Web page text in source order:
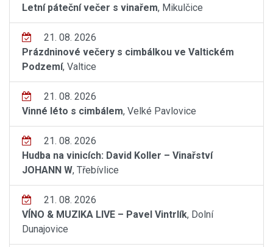
Letní páteční večer s vinařem, Mikulčice
21. 08. 2026
Prázdninové večery s cimbálkou ve Valtickém
Podzemí, Valtice
21. 08. 2026
Vinné léto s cimbálem, Velké Pavlovice
21. 08. 2026
Hudba na vinicích: David Koller – Vinařství
JOHANN W, Třebívlice
21. 08. 2026
VÍNO & MUZIKA LIVE – Pavel Vintrlík, Dolní
Dunajovice